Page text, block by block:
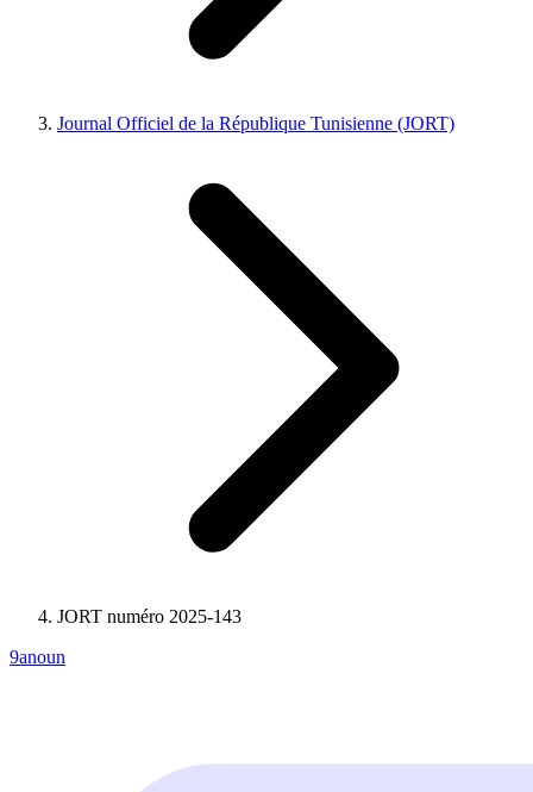
Journal Officiel de la République Tunisienne (JORT)
JORT numéro 2025-143
9anoun